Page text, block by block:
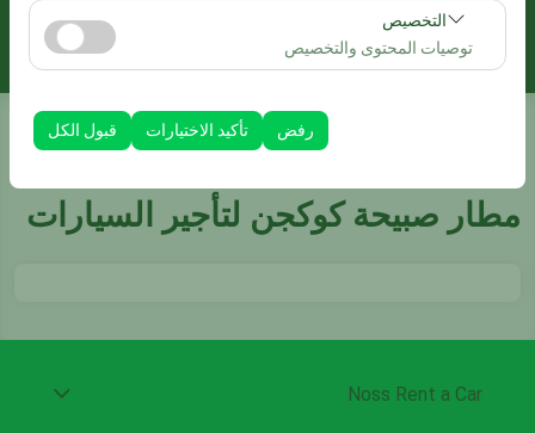
المستخدم بشكل مستمر.
تتيح لنا ملفات تعريف الارتباط هذه عرض إعلانات مخصصة
تتناسب مع اهتماماتك وقياس فعالية حملاتنا الإعلانية (عدد مرات
الظهور، معدل النقر).
التخصيص
توصيات المحتوى والتخصيص
تجربتك على المنصة من خلال حفظ إعدادات واجهة المستخدم،
وتفضيلات اللغة، والإعدادات الأخرى.
رفض تأكيد الاختيارات قبول الكل
مطار صبيحة كوكجن لتأجير السيارات
Noss Rent a Car